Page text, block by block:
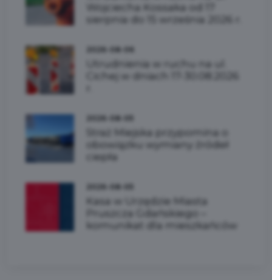
Wojciecha Kossaka od 17
sierpnia do 15 września 2026 r.
Utrudnienia w ruchu na ul.
Cichej w dniach 17-30.08.2026
Straż Miejska przypomina o
obowiązku wymiany źródeł
ciepła
Kasa w Urzędzie Miasta
Pruszcza Gdańskiego –
komunikat dla mieszkańców